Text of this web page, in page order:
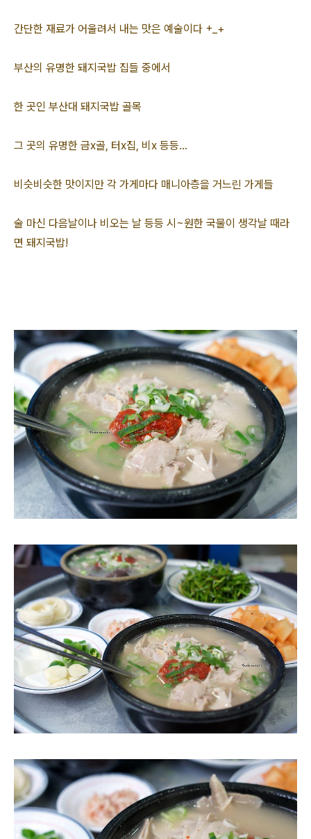
간단한 재료가 어울려서 내는 맛은 예술이다 +_+
부산의 유명한 돼지국밥 집들 중에서
한 곳인 부산대 돼지국밥 골목
그 곳의 유명한 금x골, 터x집, 비x 등등...
비슷비슷한 맛이지만 각 가게마다 매니아층을 거느린 가게들
술 마신 다음날이나 비오는 날 등등 시~원한 국물이 생각날 때라
면 돼지국밥!